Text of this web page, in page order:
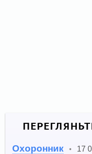
Охоронник • 17